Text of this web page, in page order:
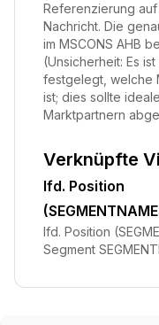
Referenzierung
Nachricht. Die
im MSCONS AHB
(Unsicherheit: Es
festgelegt, welche
ist; dies sollte
Marktpartnern
Verknüpfte
lfd. Position
lfd. Position
Segment